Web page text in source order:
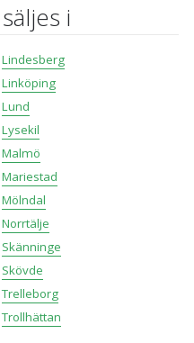
säljes i
Lindesberg
Linköping
Lund
Lysekil
Malmö
Mariestad
Mölndal
Norrtälje
Skänninge
Skövde
Trelleborg
Trollhättan